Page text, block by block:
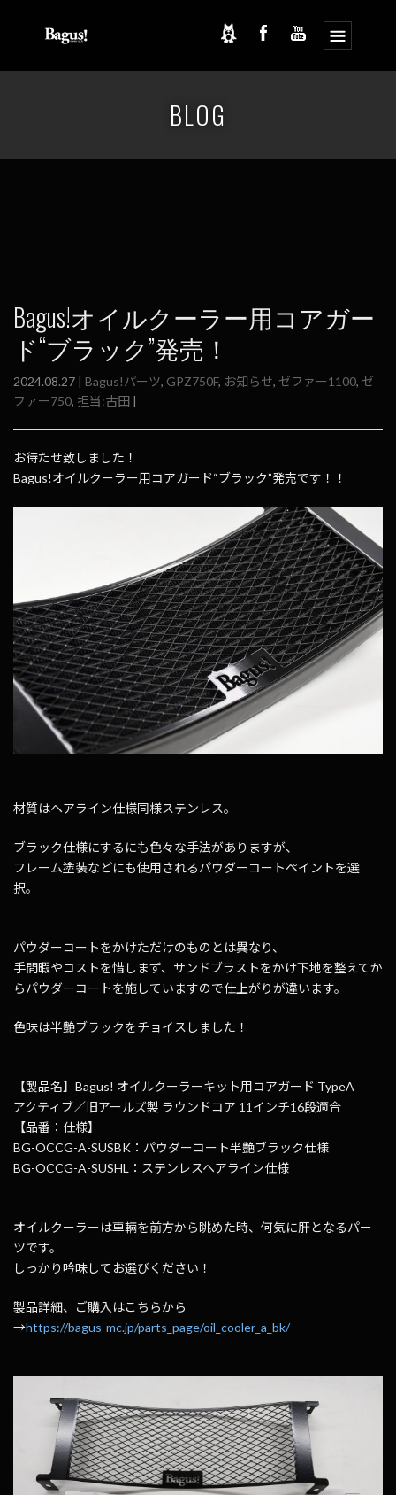
BLOG
Bagus!オイルクーラー用コアガー
ド“ブラック”発売！
2024.08.27 | Bagus!パーツ, GPZ750F, お知らせ, ゼファー1100, ゼ
ファー750, 担当:古田 |
お待たせ致しました！
Bagus!オイルクーラー用コアガード“ブラック”発売です！！
材質はヘアライン仕様同様ステンレス。
ブラック仕様にするにも色々な手法がありますが、
フレーム塗装などにも使用されるパウダーコートペイントを選
択。
パウダーコートをかけただけのものとは異なり、
手間暇やコストを惜しまず、サンドブラストをかけ下地を整えてか
らパウダーコートを施していますので仕上がりが違います。
色味は半艶ブラックをチョイスしました！
【製品名】Bagus! オイルクーラーキット用コアガード TypeA
アクティブ／旧アールズ製 ラウンドコア 11インチ16段適合
【品番：仕様】
BG-OCCG-A-SUSBK：パウダーコート半艶ブラック仕様
BG-OCCG-A-SUSHL：ステンレスヘアライン仕様
オイルクーラーは車輛を前方から眺めた時、何気に肝となるパー
ツです。
しっかり吟味してお選びください！
製品詳細、ご購入はこちらから
→https://bagus-mc.jp/parts_page/oil_cooler_a_bk/